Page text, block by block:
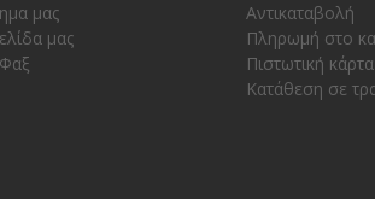
μας
μας
Αντικαταβολή
Πληρωμή στο
Πιστωτική κάρτα
Κατάθεση σε